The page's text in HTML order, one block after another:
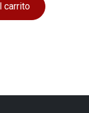
carrito